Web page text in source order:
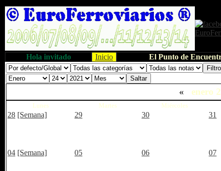
Hola invitado Inicio El Punto de
« enero
Lunes Martes Miércoles
28 [Semana] 29 30 31
04 [Semana] 05 06 07